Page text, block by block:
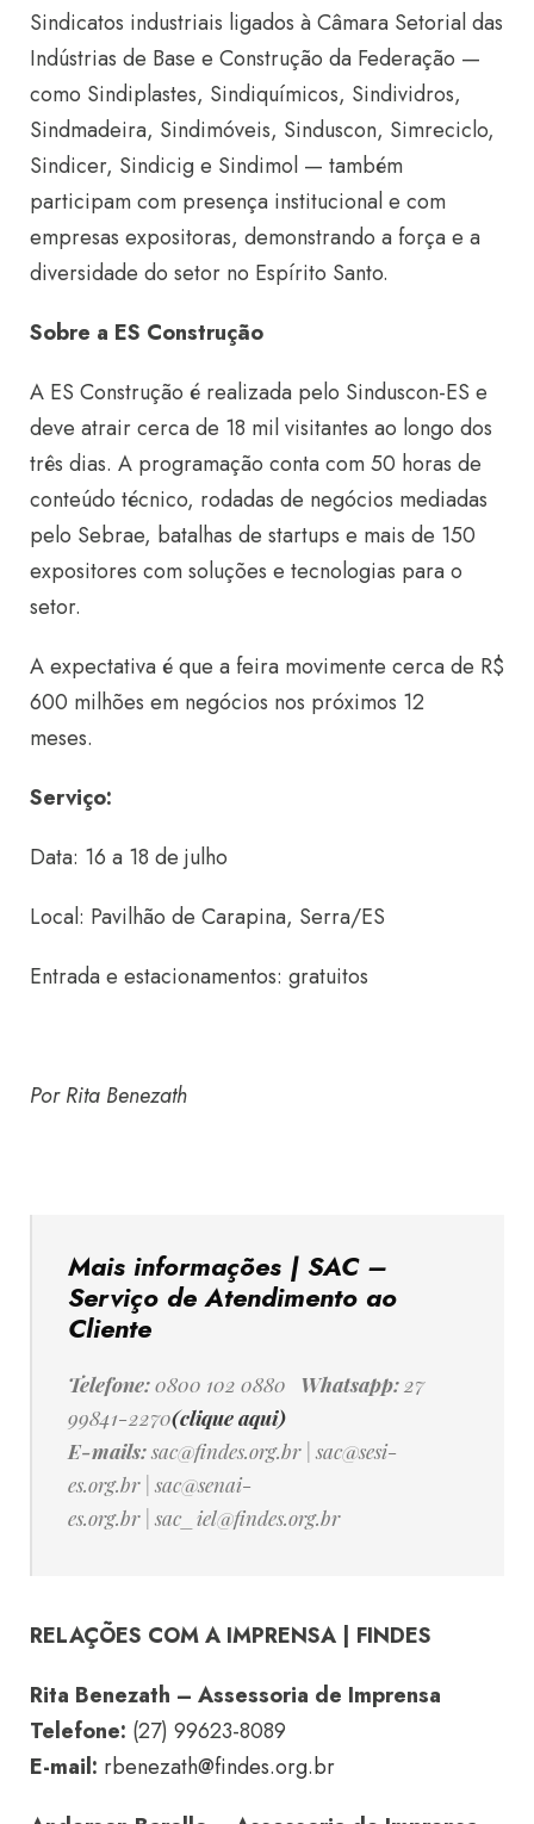
Sindicatos industriais ligados à Câmara Setorial das
Indústrias de Base e Construção da Federação —
como Sindiplastes, Sindiquímicos, Sindividros,
Sindmadeira, Sindimóveis, Sinduscon, Simreciclo,
Sindicer, Sindicig e Sindimol — também
participam com presença institucional e com
empresas expositoras, demonstrando a força e a
diversidade do setor no Espírito Santo.
Sobre a ES Construção
A ES Construção é realizada pelo Sinduscon-ES e
deve atrair cerca de 18 mil visitantes ao longo dos
três dias. A programação conta com 50 horas de
conteúdo técnico, rodadas de negócios mediadas
pelo Sebrae, batalhas de startups e mais de 150
expositores com soluções e tecnologias para o
setor.
A expectativa é que a feira movimente cerca de R$
600 milhões em negócios nos próximos 12
meses.
Serviço:
Data: 16 a 18 de julho
Local: Pavilhão de Carapina, Serra/ES
Entrada e estacionamentos: gratuitos
Por Rita Benezath
Mais informações | SAC –
Serviço de Atendimento ao
Cliente
Telefone:0800 102 0880 Whatsapp: 27
99841-2270(clique aqui)
E-mails:sac@findes.org.br|sac@sesi-
es.org.br|sac@senai-
es.org.br|sac_iel@findes.org.br
RELAÇÕES COM A IMPRENSA | FINDES
Rita Benezath – Assessoria de Imprensa
Telefone: (27) 99623-8089
E-mail: rbenezath@findes.org.br